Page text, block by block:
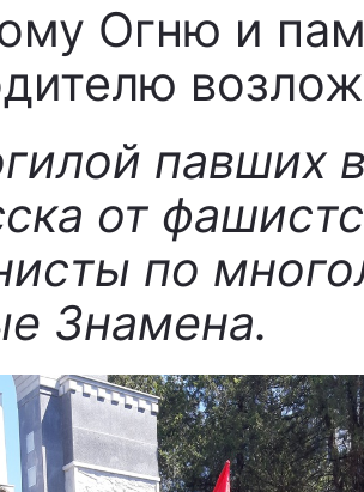
Огню и
павших
от
по
Знамена.